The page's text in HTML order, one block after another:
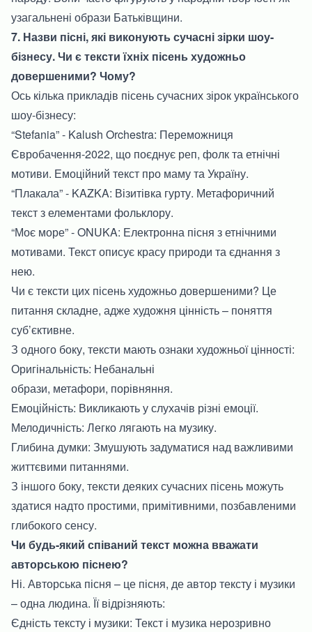
узагальнені образи Батьківщини.
7. Назви пісні, які виконують сучасні зірки шоу-
бізнесу. Чи є тексти їхніх пісень художньо
довершеними? Чому?
Ось кілька прикладів пісень сучасних зірок українського
шоу-бізнесу:
“Stefania” - Kalush Orchestra: Переможниця
Євробачення-2022, що поєднує реп, фолк та етнічні
мотиви. Емоційний текст про маму та Україну.
“Плакала” - KAZKA: Візитівка гурту. Метафоричний
текст з елементами фольклору.
“Моє море” - ONUKA: Електронна пісня з етнічними
мотивами. Текст описує красу природи та єднання з
нею.
Чи є тексти цих пісень художньо довершеними? Це
питання складне, адже художня цінність – поняття
суб’єктивне.
З одного боку, тексти мають ознаки художньої цінності:
Оригінальність: Небанальні
образи, метафори, порівняння.
Емоційність: Викликають у слухачів різні емоції.
Мелодичність: Легко лягають на музику.
Глибина думки: Змушують задуматися над важливими
життєвими питаннями.
З іншого боку, тексти деяких сучасних пісень можуть
здатися надто простими, примітивними, позбавленими
глибокого сенсу.
Чи будь-який співаний текст можна вважати
авторською піснею?
Ні. Авторська пісня – це пісня, де автор тексту і музики
– одна людина. Її відрізняють:
Єдність тексту і музики: Текст і музика нерозривно